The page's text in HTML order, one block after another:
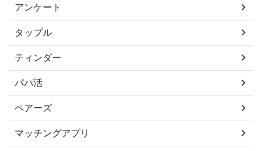
アンケート
タップル
ティンダー
パパ活
ペアーズ
マッチングアプリ